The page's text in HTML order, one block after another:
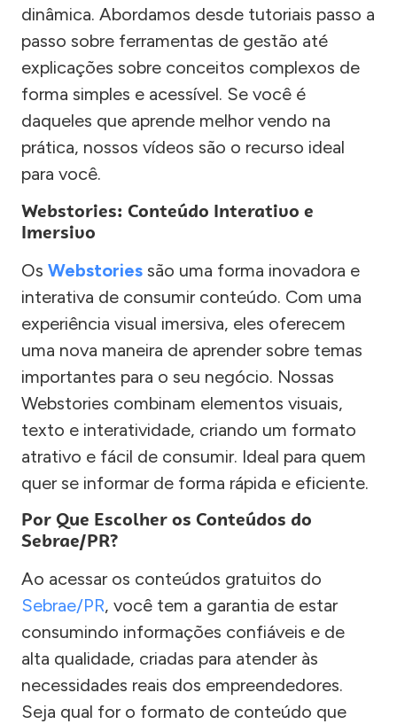
dinâmica. Abordamos desde tutoriais passo a
passo sobre ferramentas de gestão até
explicações sobre conceitos complexos de
forma simples e acessível. Se você é
daqueles que aprende melhor vendo na
prática, nossos vídeos são o recurso ideal
para você.
Webstories: Conteúdo Interativo e
Imersivo
Os Webstories são uma forma inovadora e
interativa de consumir conteúdo. Com uma
experiência visual imersiva, eles oferecem
uma nova maneira de aprender sobre temas
importantes para o seu negócio. Nossas
Webstories combinam elementos visuais,
texto e interatividade, criando um formato
atrativo e fácil de consumir. Ideal para quem
quer se informar de forma rápida e eficiente.
Por Que Escolher os Conteúdos do
Sebrae/PR?
Ao acessar os conteúdos gratuitos do
Sebrae/PR, você tem a garantia de estar
consumindo informações confiáveis e de
alta qualidade, criadas para atender às
necessidades reais dos empreendedores.
Seja qual for o formato de conteúdo que